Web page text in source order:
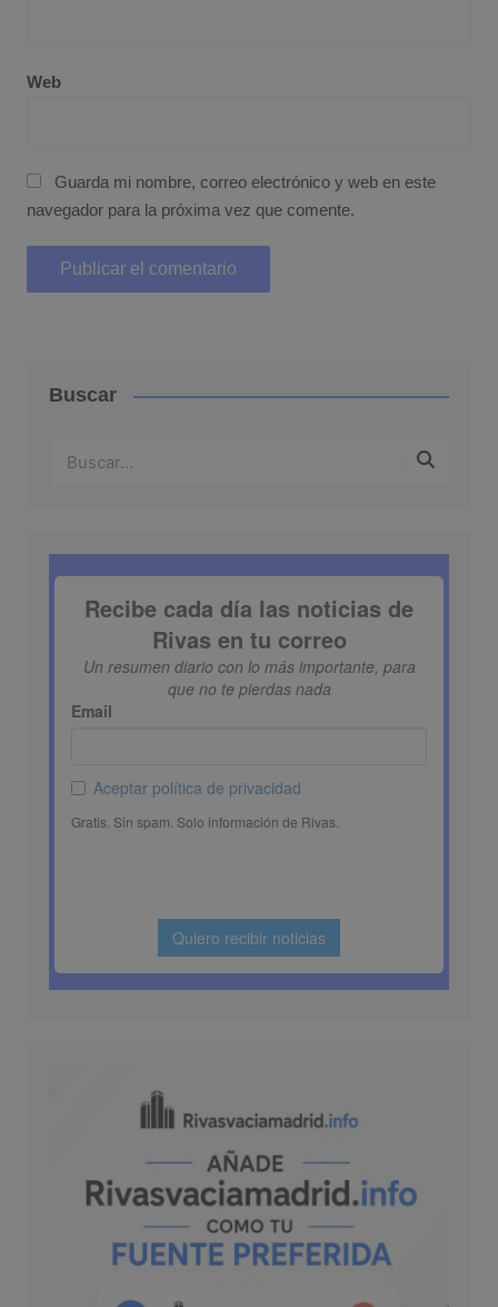
Web
Guarda mi nombre, correo electrónico y web en este
navegador para la próxima vez que comente.
Buscar